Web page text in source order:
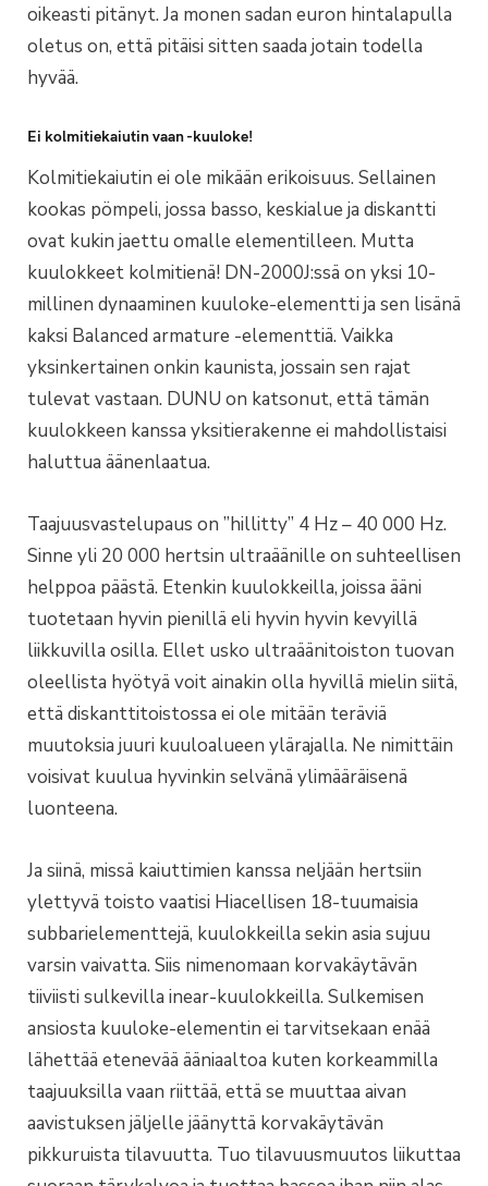
oikeasti pitänyt. Ja monen sadan euron hintalapulla
oletus on, että pitäisi sitten saada jotain todella
hyvää.
Ei kolmitiekaiutin vaan -kuuloke!
Kolmitiekaiutin ei ole mikään erikoisuus. Sellainen
kookas pömpeli, jossa basso, keskialue ja diskantti
ovat kukin jaettu omalle elementilleen. Mutta
kuulokkeet kolmitienä! DN-2000J:ssä on yksi 10-
millinen dynaaminen kuuloke-elementti ja sen lisänä
kaksi Balanced armature -elementtiä. Vaikka
yksinkertainen onkin kaunista, jossain sen rajat
tulevat vastaan. DUNU on katsonut, että tämän
kuulokkeen kanssa yksitierakenne ei mahdollistaisi
haluttua äänenlaatua.
Taajuusvastelupaus on ”hillitty” 4 Hz – 40 000 Hz.
Sinne yli 20 000 hertsin ultraäänille on suhteellisen
helppoa päästä. Etenkin kuulokkeilla, joissa ääni
tuotetaan hyvin pienillä eli hyvin hyvin kevyillä
liikkuvilla osilla. Ellet usko ultraäänitoiston tuovan
oleellista hyötyä voit ainakin olla hyvillä mielin siitä,
että diskanttitoistossa ei ole mitään teräviä
muutoksia juuri kuuloalueen ylärajalla. Ne nimittäin
voisivat kuulua hyvinkin selvänä ylimääräisenä
luonteena.
Ja siinä, missä kaiuttimien kanssa neljään hertsiin
ylettyvä toisto vaatisi Hiacellisen 18-tuumaisia
subbarielementtejä, kuulokkeilla sekin asia sujuu
varsin vaivatta. Siis nimenomaan korvakäytävän
tiiviisti sulkevilla inear-kuulokkeilla. Sulkemisen
ansiosta kuuloke-elementin ei tarvitsekaan enää
lähettää etenevää ääniaaltoa kuten korkeammilla
taajuuksilla vaan riittää, että se muuttaa aivan
aavistuksen jäljelle jäänyttä korvakäytävän
pikkuruista tilavuutta. Tuo tilavuusmuutos liikuttaa